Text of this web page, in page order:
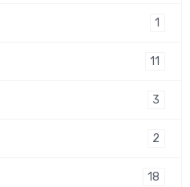
1
11
3
2
18